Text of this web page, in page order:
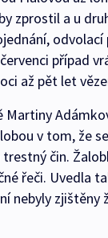
zprostil a u
případ
až pět let
Martiny
v tom, že
čin.
řeči. Uvedla
nebyly zjištěny